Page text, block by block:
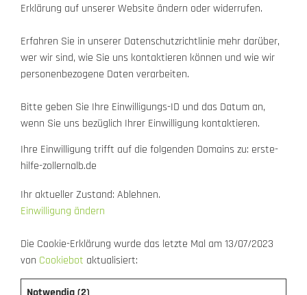
Erklärung auf unserer Website ändern oder widerrufen.
Erfahren Sie in unserer Datenschutzrichtlinie mehr darüber,
wer wir sind, wie Sie uns kontaktieren können und wie wir
personenbezogene Daten verarbeiten.
Bitte geben Sie Ihre Einwilligungs-ID und das Datum an,
wenn Sie uns bezüglich Ihrer Einwilligung kontaktieren.
Ihre Einwilligung trifft auf die folgenden Domains zu: erste-
hilfe-zollernalb.de
Ihr aktueller Zustand: Ablehnen.
Einwilligung ändern
Die Cookie-Erklärung wurde das letzte Mal am 13/07/2023
von Cookiebot aktualisiert: